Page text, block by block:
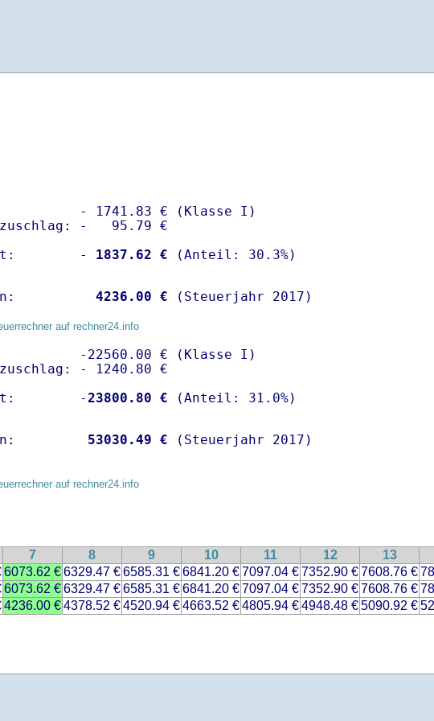
- 1741.83 € (Klasse I)
-   95.79 €
-
1837.62 €
4236.00 € (Steuerjahr 2017)
auf rechner24.info
-22560.00 € (Klasse I)
- 1240.80 €
-23800.80 €
53030.49 € (Steuerjahr 2017)
auf rechner24.info
7 8 9 10 11 12
13
6073.62 €6329.47 €6585.31 €6841.20 €7097.04 €7352.90 €7608.76 €
6073.62 €6329.47 €6585.31 €6841.20 €7097.04 €7352.90 €7608.76 €
4236.00 €4378.52 €4520.94 €4663.52 €4805.94 €4948.48 €5090.92 €